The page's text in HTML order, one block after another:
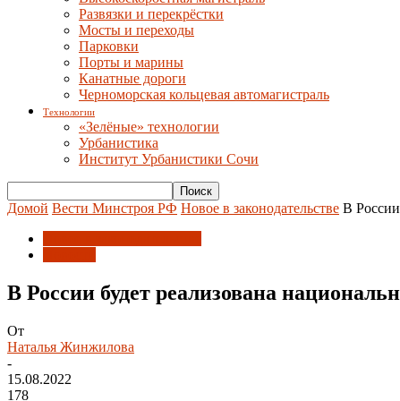
Развязки и перекрёстки
Мосты и переходы
Парковки
Порты и марины
Канатные дороги
Черноморская кольцевая автомагистраль
Технологии
«Зелёные» технологии
Урбанистика
Институт Урбанистики Сочи
Домой Вести Минстроя РФ Новое в законодательстве В России
В России будет реализована
От
Наталья Жинжилова
-
15.08.2022
178